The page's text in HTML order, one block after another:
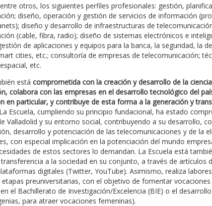
otros, los siguientes perfiles profesionales: gestión,
diseño, operación y gestión de servicios de información
diseño y desarrollo de infraestructuras de
(cable, fibra, radio); diseño de sistemas electrónicos e
de aplicaciones y equipos para la banca, la seguridad, la
cities, etc.; consultoría de empresas de telecomunicación;
etc.
está comprometida con la creación y desarrollo de la
colabora con las empresas en el desarrollo tecnológico del
en particular, y contribuye de esta forma a la generación y
Escuela, cumpliendo su principio fundacional, ha estado
Valladolid y su entorno social, contribuyendo a su desarrollo,
desarrollo y potenciación de las telecomunicaciones y de la
con especial implicación en la potenciación del mundo
de estos sectores lo demandan. La Escuela está
a la sociedad en su conjunto, a través de artículos
digitales (Twitter, YouTube). Asimismo, realiza
preuniversitarias, con el objetivo de fomentar
el Bachillerato de Investigación/Excelencia (BIE) o el
para atraer vocaciones femeninas).